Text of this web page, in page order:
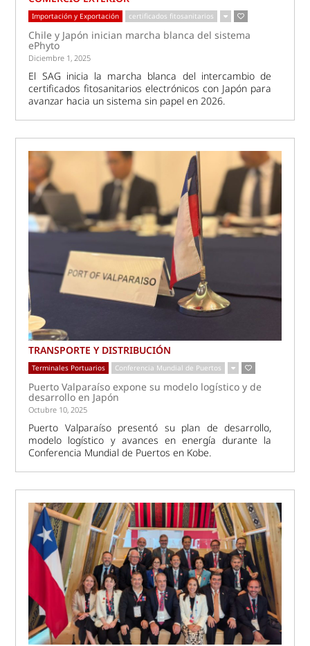
Importación y Exportación certificados fitosanitarios
Chile y Japón inician marcha blanca del sistema
ePhyto
Diciembre 1, 2025
El SAG inicia la marcha blanca del intercambio de
certificados fitosanitarios electrónicos con Japón para
avanzar hacia un sistema sin papel en 2026.
TRANSPORTE Y DISTRIBUCIÓN
Terminales Portuarios Conferencia Mundial de Puertos
Puerto Valparaíso expone su modelo logístico y de
desarrollo en Japón
Octubre 10, 2025
Puerto Valparaíso presentó su plan de desarrollo,
modelo logístico y avances en energía durante la
Conferencia Mundial de Puertos en Kobe.